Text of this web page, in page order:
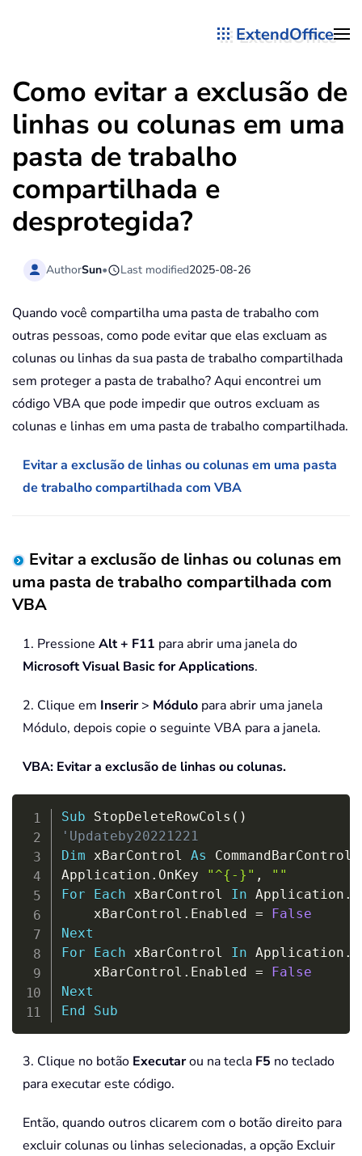
ExtendOffice
Como evitar a exclusão de
linhas ou colunas em uma
pasta de trabalho
compartilhada e
desprotegida?
AuthorSun• Last modified2025-08-26
Quando você compartilha uma pasta de trabalho com
outras pessoas, como pode evitar que elas excluam as
colunas ou linhas da sua pasta de trabalho compartilhada
sem proteger a pasta de trabalho? Aqui encontrei um
código VBA que pode impedir que outros excluam as
colunas e linhas em uma pasta de trabalho compartilhada.
Evitar a exclusão de linhas ou colunas em uma pasta
de trabalho compartilhada com VBA
Evitar a exclusão de linhas ou colunas em
uma pasta de trabalho compartilhada com
VBA
1. Pressione Alt + F11 para abrir uma janela do
Microsoft Visual Basic for Applications.
2. Clique em Inserir> Módulo para abrir uma janela
Módulo, depois copie o seguinte VBA para a janela.
VBA: Evitar a exclusão de linhas ou colunas.
Sub StopDeleteRowCols ( )
'Updateby20221221
Dim xBarControl As CommandBarControl
Application . OnKey "^{-}" ,
""
For
Each xBarControl In Application .
    xBarControl
. Enabled =
False
Next
For
Each xBarControl In Application .
    xBarControl
. Enabled =
False
Next
End
Sub
3. Clique no botão Executarou na tecla F5 no teclado
para executar este código.
Então, quando outros clicarem com o botão direito para
excluir colunas ou linhas selecionadas, a opção Excluir